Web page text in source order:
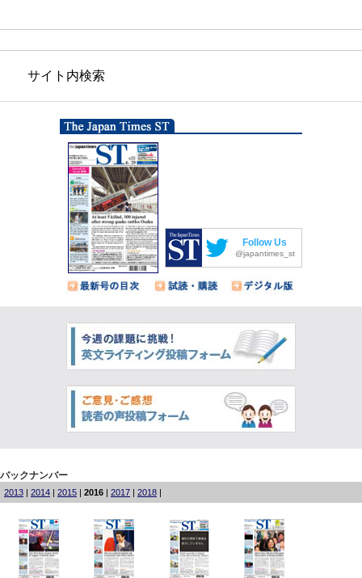
サイト内検索
Follow Us
@japantimes_st
バックナンバー
2013 | 2014 | 2015 | 2016 | 2017 | 2018 |